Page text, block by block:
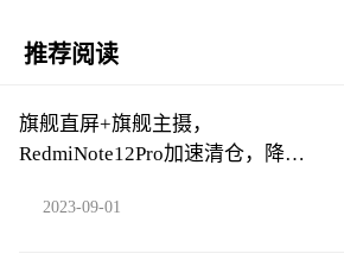
推荐阅读
旗舰直屏+旗舰主摄，
RedmiNote12Pro加速清仓，降到
2023-09-01